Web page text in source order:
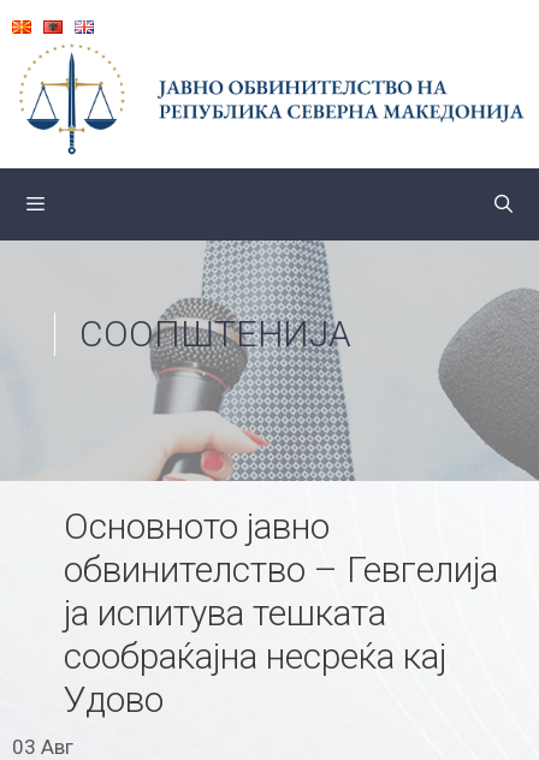
content
СООПШТЕНИЈА
Основното јавно
обвинителство – Гевгелија
ја испитува тешката
сообраќајна несреќа кај
Удово
03 Авг